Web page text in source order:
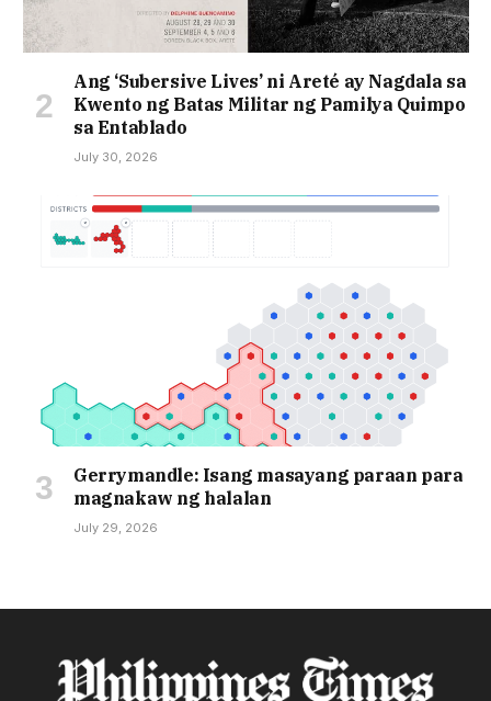
Ang ‘Subersive Lives’ ni Areté ay Nagdala sa
Kwento ng Batas Militar ng Pamilya Quimpo
sa Entablado
July 30, 2026
Gerrymandle: Isang masayang paraan para
magnakaw ng halalan
July 29, 2026